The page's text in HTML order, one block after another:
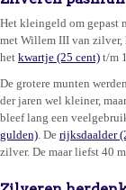
Het kleingeld om gepast
met Willem III van zilver,
het kwartje (25 cent) t/m
De grotere munten
der jaren wel kleiner,
bleef lang een
gulden) . De rijksdaalder
zilver. De maar liefst 40